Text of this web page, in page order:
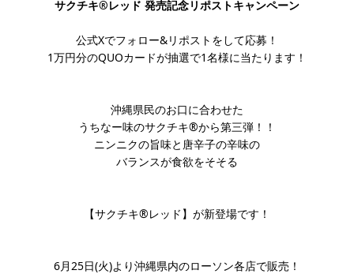
サクチキ®レッド 発売記念リポストキャンペーン
公式Xでフォロー&リポストをして応募！
1万円分のQUOカードが抽選で1名様に当たります！
沖縄県民のお口に合わせた
うちなー味のサクチキ®から第三弾！！
ニンニクの旨味と唐辛子の辛味の
バランスが食欲をそそる
【サクチキ®レッド】が新登場です！
6月25日(火)より沖縄県内のローソン各店で販売！